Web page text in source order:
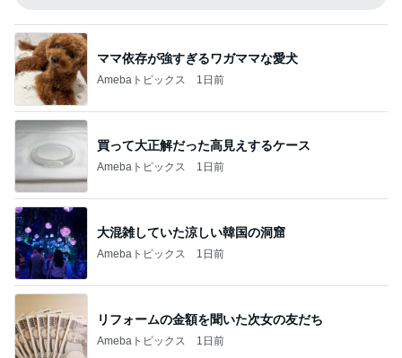
ママ依存が強すぎるワガママな愛犬
Amebaトピックス 1日前
買って大正解だった高見えするケース
Amebaトピックス 1日前
大混雑していた涼しい韓国の洞窟
Amebaトピックス 1日前
リフォームの金額を聞いた次女の友だち
Amebaトピックス 1日前